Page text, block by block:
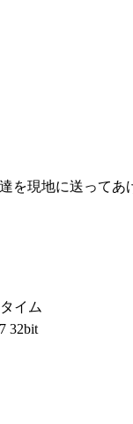
現地に送ってあ
イム
32bit